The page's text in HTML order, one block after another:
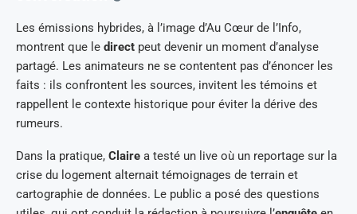
Les émissions hybrides, à l’image d’Au Cœur de l’Info,
montrent que le direct peut devenir un moment d’analyse
partagé. Les animateurs ne se contentent pas d’énoncer les
faits : ils confrontent les sources, invitent les témoins et
rappellent le contexte historique pour éviter la dérive des
rumeurs.
Dans la pratique, Claire a testé un live où un reportage sur la
crise du logement alternait témoignages de terrain et
cartographie de données. Le public a posé des questions